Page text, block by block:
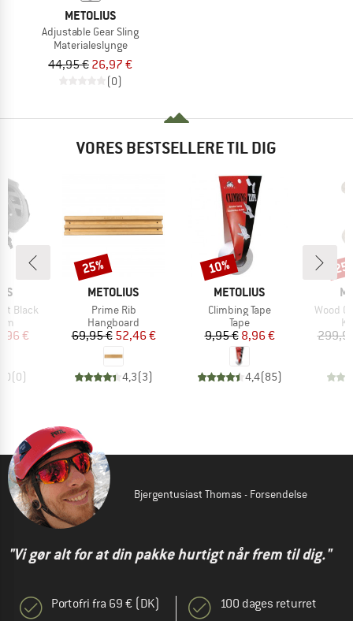
METOLIUS
Adjustable Gear Sling
Materialeslynge
44,95 € 26,97 €
(0)
VORES BESTSELLERE TIL DIG
Black
pris
€
(0)
MÆRKE
METOLIUS
Artikel
Prime Rib
Produktgruppe
Hangboard
Pris
69,95 €Nedsat pris
52,46 €
4,3(3)
Rabat
25%
MÆRKE
METOLIUS
Artikel
Climbing Tape
Produktgruppe
Tape
Pris
9,95 €Nedsat pris
8,96 €
4,4(85)
Rabat
10%
Artikel
Wood
Bjergentusiast Thomas - Forsendelse
"Vi gør alt for at din pakke hurtigt når frem til dig."
Portofri fra 69 € (DK)
100 dages returret